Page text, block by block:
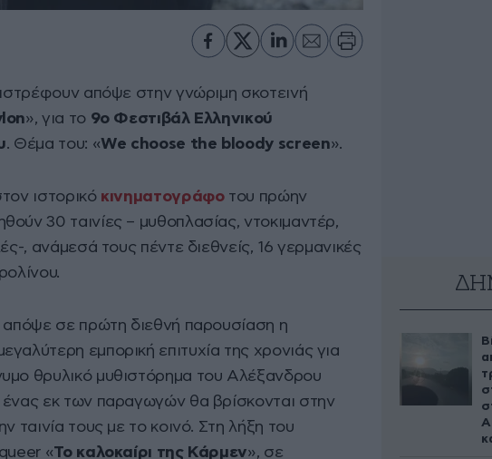
απόψε στην γνώριμη σκοτεινή
», για το 9ο Φεστιβάλ Ελληνικού
. Θέμα του: «We choose the bloody screen».
ιστορικόκινηματογράφοτου πρώην
30 ταινίες – μυθοπλασίας, ντοκιμαντέρ,
, ανάμεσά τους πέντε διεθνείς, 16 γερμανικές
απόψε σε πρώτη διεθνή παρουσίαση η
εμπορική επιτυχία της χρονιάς για
θρυλικό μυθιστόρημα του Αλέξανδρου
εκ των παραγωγών θα βρίσκονται στην
ταινία τους με το κοινό. Στη λήξη του
«Το καλοκαίρι της Κάρμεν», σε